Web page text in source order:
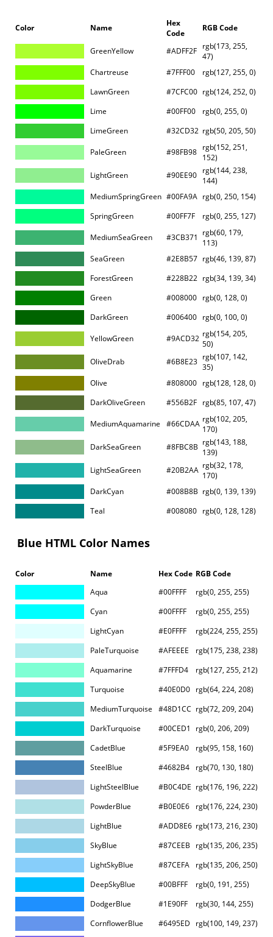
Color Name
Hex
Code
RGB Code
GreenYellow #ADFF2F rgb(173, 255,
47)
Chartreuse
#7FFF00
rgb(127, 255, 0)
LawnGreen
#7CFC00 rgb(124, 252, 0)
Lime
#00FF00
rgb(0, 255, 0)
LimeGreen
#32CD32 rgb(50, 205, 50)
PaleGreen #98FB98 rgb(152, 251,
152)
LightGreen
#90EE90 rgb(144, 238,
144)
MediumSpringGreen #00FA9A rgb(0, 250, 154)
SpringGreen
#00FF7F rgb(0, 255, 127)
MediumSeaGreen #3CB371 rgb(60, 179,
113)
SeaGreen
#2E8B57 rgb(46, 139, 87)
ForestGreen
#228B22 rgb(34, 139, 34)
Green
#008000 rgb(0, 128, 0)
DarkGreen
#006400 rgb(0, 100, 0)
YellowGreen #9ACD32 rgb(154, 205,
50)
OliveDrab
#6B8E23 rgb(107, 142,
35)
Olive
#808000 rgb(128, 128, 0)
DarkOliveGreen
#556B2F rgb(85, 107, 47)
MediumAquamarine #66CDAA rgb(102, 205,
170)
DarkSeaGreen
#8FBC8B rgb(143, 188,
139)
LightSeaGreen
#20B2AA rgb(32, 178,
170)
DarkCyan
#008B8B rgb(0, 139, 139)
Teal
#008080 rgb(0, 128, 128)
Blue HTML Color Names
Color Name Hex Code RGB Code
Aqua
#00FFFF
rgb(0, 255, 255)
Cyan
#00FFFF
rgb(0, 255, 255)
LightCyan
#E0FFFF
rgb(224, 255, 255)
PaleTurquoise
#AFEEEE
rgb(175, 238, 238)
Aquamarine
#7FFFD4
rgb(127, 255, 212)
Turquoise
#40E0D0 rgb(64, 224, 208)
MediumTurquoise
#48D1CC rgb(72, 209, 204)
DarkTurquoise
#00CED1
rgb(0, 206, 209)
CadetBlue
#5F9EA0
rgb(95, 158, 160)
SteelBlue
#4682B4
rgb(70, 130, 180)
LightSteelBlue
#B0C4DE rgb(176, 196, 222)
PowderBlue
#B0E0E6
rgb(176, 224, 230)
LightBlue
#ADD8E6 rgb(173, 216, 230)
SkyBlue
#87CEEB
rgb(135, 206, 235)
LightSkyBlue
#87CEFA
rgb(135, 206, 250)
DeepSkyBlue
#00BFFF
rgb(0, 191, 255)
DodgerBlue
#1E90FF
rgb(30, 144, 255)
CornflowerBlue
#6495ED
rgb(100, 149, 237)